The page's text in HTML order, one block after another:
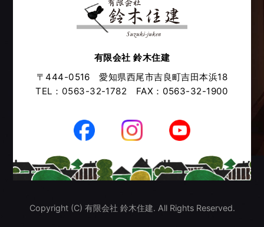
有限会社 鈴木住建
〒444-0516 愛知県西尾市吉良町吉田本浜18
TEL：0563-32-1782 FAX：0563-32-1900
Copyright (C) 有限会社 鈴木住建. All Rights Reserved.